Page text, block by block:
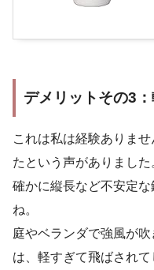
デメリットその3
これは私は経験ありま
たという声がありました
確かに縦長など不安定
ね。
庭やベランダで強風が
は、軽すぎて飛ばされ